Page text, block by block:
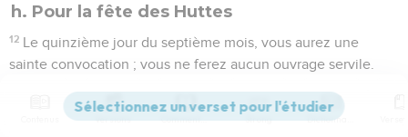
h. Pour la fête des Huttes
12 Le quinzième jour du septième mois, vous aurez une
sainte convocation ; vous ne ferez aucun ouvrage servile.
Versions Commentaires Strong